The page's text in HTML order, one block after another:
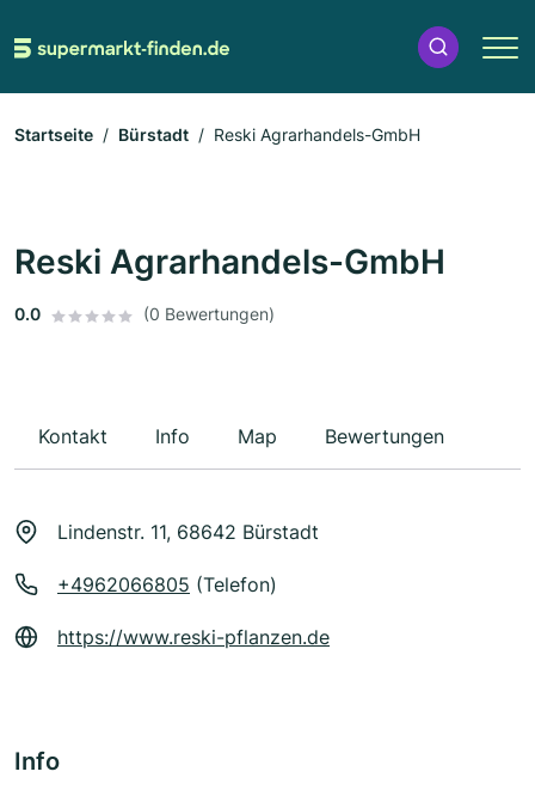
Startseite Bürstadt Reski Agrarhandels-GmbH
Reski Agrarhandels-GmbH
0.0 (0 Bewertungen)
Kontakt Info Map Bewertungen
Lindenstr. 11, 68642 Bürstadt
+4962066805 (Telefon)
https://www.reski-pflanzen.de
Info